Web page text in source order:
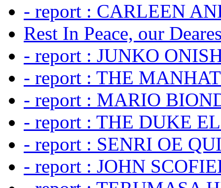
- report : CARLEEN
Rest In Peace, our
- report : JUNKO
- report : THE
- report : MARIO
- report : THE DUKE
- report : SENRI OE
- report : JOHN